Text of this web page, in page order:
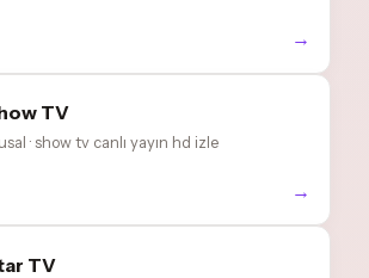
→
TV
· show tv canlı yayın hd izle
→
TV